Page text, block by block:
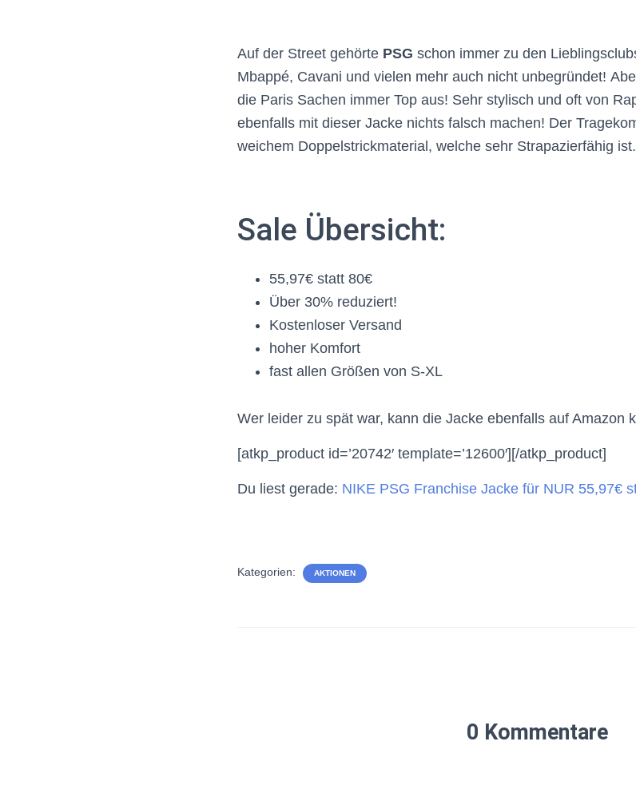
Auf der Street gehörte PSG schon immer zu den
Mbappé, Cavani und vielen mehr auch nicht unbegründet!
die Paris Sachen immer Top aus! Sehr stylisch und oft von
ebenfalls mit dieser Jacke nichts falsch machen! Der
weichem Doppelstrickmaterial, welche sehr Strapazierfähig ist.
Sale Übersicht:
55,97€ statt 80€
Über 30% reduziert!
Kostenloser Versand
hoher Komfort
fast allen Größen von S-XL
Wer leider zu spät war, kann die Jacke ebenfalls auf Amazon
[atkp_product id=’20742′ template=’12600′][/atkp_product]
Du liest gerade: NIKE PSG Franchise Jacke für NUR 55,97€
Kategorien: AKTIONEN
0 Kommentare